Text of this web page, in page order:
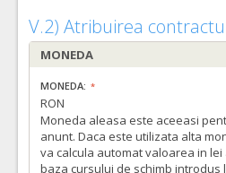
V.2) Atribuirea
MONEDA
MONEDA:
RON
Moneda aleasa este aceeasi
anunt. Daca este utilizata alta
va calcula automat valoarea in
baza cursului de schimb introdus